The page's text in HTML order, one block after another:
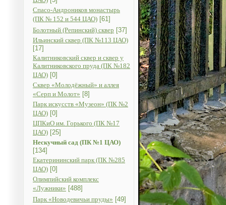
Спасо-Андроников монастырь
(ПК № 152 и 544 ЦАО) [61]
Болотный (Репинский) сквер [37]
Ильинский сквер (ПК №113 ЦАО)
[17]
Калитниковский сквер и сквер у
Калитниковского пруда (ПК №182
ЦАО) [0]
Сквер «Молодёжный» и аллея
«Серп и Молот» [8]
Парк искусств «Музеон» (ПК №2
ЦАО) [0]
ЦПКиО им. Горького (ПК №17
ЦАО) [25]
Нескучный сад (ПК №1 ЦАО)
[134]
Екатерининский парк (ПК №285
ЦАО) [0]
Олимпийский комплекс
«Лужники» [488]
Парк «Новодевичьи пруды» [49]